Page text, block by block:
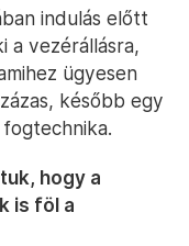
indulás előtt
a vezérállásra,
ügyesen
később egy
hogy a
is föl a